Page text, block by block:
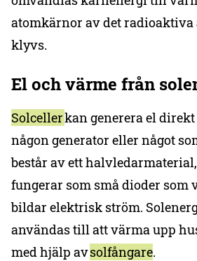
atomkärnor av det radioaktiva
klyvs.
El och värme från
Solcellerkan generera el
någon generator eller något
består av ett
fungerar som små dioder
bildar elektrisk ström.
användas till att värma upp
med hjälp avsolfångare.